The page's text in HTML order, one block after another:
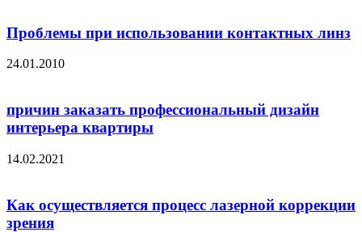
Проблемы при использовании контактных линз
24.01.2010
причин заказать профессиональный дизайн
интерьера квартиры
14.02.2021
Как осуществляется процесс лазерной коррекции
зрения